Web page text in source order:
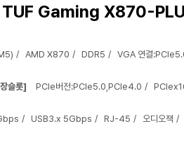
Gaming X870-
AMD X870 DDR5 VGA 연결
슬롯] PCIe버전:PCIe5.0,PCIe4.0
USB3.x 5Gbps RJ-45 오디오잭